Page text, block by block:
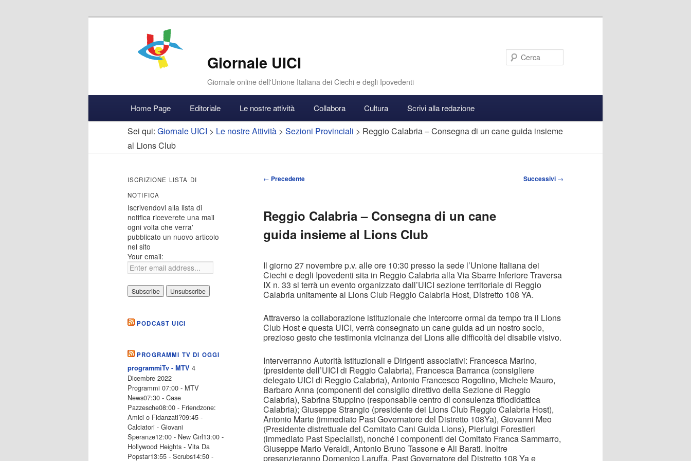
Giornale UICI
Giornale online dell'Unione Italiana dei Ciechi e degli Ipovedenti
Vai
al
principale
Vai
al
secondario
Accedi
Home Page Editoriale Le nostre attività Collabora Cultura Scrivi alla redazione
Sei qui: Giornale UICI > Le nostre Attività > Sezioni Provinciali > Reggio Calabria – Consegna di un cane guida insieme
al Lions Club
Navigazione
← Precedente Successivi →
Reggio Calabria – Consegna di un cane
guida insieme al Lions Club
Il giorno 27 novembre p.v. alle ore 10:30 presso la sede l’Unione Italiana dei
Ciechi e degli Ipovedenti sita in Reggio Calabria alla Via Sbarre Inferiore Traversa
IX n. 33 si terrà un evento organizzato dall’UICI sezione territoriale di Reggio
Calabria unitamente al Lions Club Reggio Calabria Host, Distretto 108 YA.
Attraverso la collaborazione istituzionale che intercorre ormai da tempo tra il Lions
Club Host e questa UICI, verrà consegnato un cane guida ad un nostro socio,
prezioso gesto che testimonia vicinanza dei Lions alle difficoltà del disabile visivo.
Interverranno Autorità Istituzionali e Dirigenti associativi: Francesca Marino,
(presidente dell’UICI di Reggio Calabria), Francesca Barranca (consigliere
delegato UICI di Reggio Calabria), Antonio Francesco Rogolino, Michele Mauro,
Barbaro Anna (componenti del consiglio direttivo della Sezione di Reggio
Calabria), Sabrina Stuppino (responsabile centro di consulenza tiflodidattica
Calabria); Giuseppe Strangio (presidente dei Lions Club Reggio Calabria Host),
Antonio Marte (immediato Past Governatore del Distretto 108Ya), Giovanni Meo
(Presidente distrettuale del Comitato Cani Guida Lions), Pierluigi Forestieri
(immediato Past Specialist), nonché i componenti del Comitato Franca Sammarro,
Giuseppe Mario Veraldi, Antonio Bruno Tassone e Ali Barati. Inoltre
presenzieranno Domenico Laruffa, Past Governatore del Distretto 108 Ya e
ISCRIZIONE LISTA DI
NOTIFICA
Iscrivendovi alla lista di
notifica riceverete una mail
ogni volta che verra'
pubblicato un nuovo articolo
nel sito
Your email:
PODCAST UICI
PROGRAMMI TV DI OGGI
programmiTv - MTV 4
Dicembre 2022
Programmi 07:00 - MTV
News07:30 - Case
Pazzesche08:00 - Friendzone:
Amici o Fidanzati?09:45 -
Calciatori - Giovani
Speranze12:00 - New Girl13:00 -
Hollywood Heights - Vita Da
Popstar13:55 - Scrubs14:50 -